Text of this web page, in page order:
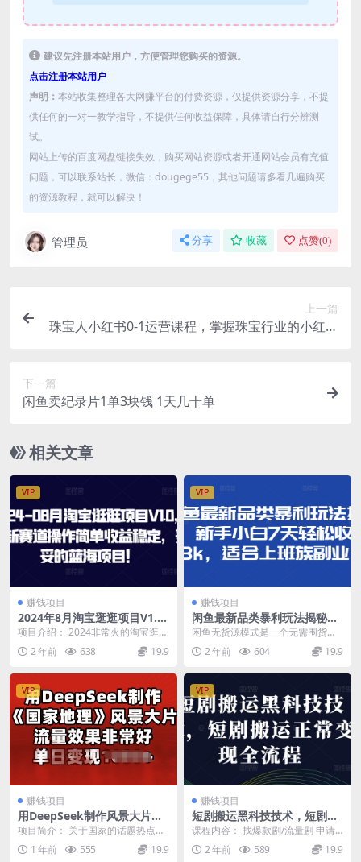
建议先注册本站用户，方便管理您购买的资源。
点击注册本站用户
声明： 本站收集整理各大网赚平台的付费资源，仅提供资源分享，不提
供任何的一对一教学指导，不提供任何收益保障，具体请自行分辨测
试。
网站上传的百度网盘链接失效，购买网站资源或者开通网站会员有充值
问题，可以联系站长，微信：dougege55，其他问题请多看几遍购买
的资源教程，就可以解决！
管理员 分享 收藏 点赞(0)
上一篇
珠宝人小红书0-1运营课程，掌握珠宝行业的小红书
下一篇
闲鱼卖纪录片1单3块钱 1天几十单
相关文章
VIP
赚钱项目
2024年8月淘宝逛逛项目V1.
0，全新赛道操作简单收益稳
定，妥妥的蓝海项目！
项目介绍： 2024非常火的淘宝逛逛
赛道,全新的赛道也是淘宝才推出不
久的,真正的...
2 年前 638 19.9
VIP
赚钱项目
闲鱼最新品类暴利玩法揭秘，
新手小白7天轻松收益3k，适
合上班族副业
闲鱼无货源模式是一个无需围货、
低门槛的副业项目，非常适合新手
小白。今天为大家介绍...
2 年前 604 19.9
VIP
赚钱项目
用DeepSeek制作风景大片，
流量效果非常好，单日变现多
项目简介： 关于国家的话题热点肯
定不会少，更何况是风景大片 利用
现在的 Ai 科...
1 年前 555 19.9
VIP
赚钱项目
短剧搬运黑科技技术，短剧搬
运正常变现全流程
课程内容： 找爆款剧/流量剧 申请
关键词 做视频 引导 回填 获得收益
观察引导...
2 年前 589 19.9